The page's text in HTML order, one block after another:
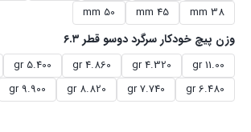
38 mm
45 mm
50 mm
وزن پیچ خودکار سرگرد دوسو قطر ۶.۳
11.00 gr
4.320 gr
4.860 gr
5.400 gr
6.480 gr
7.740 gr
8.820 gr
9.900 gr